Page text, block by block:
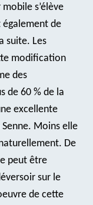
s’élève
également de
suite. Les
modification
des
de 60 % de la
excellente
Moins elle
De
peut être
sur le
de cette